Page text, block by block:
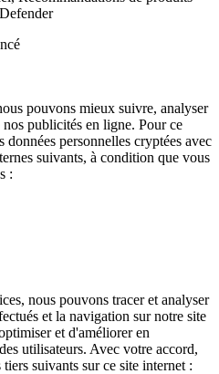
pouvons mieux suivre, analyser
publicités en ligne. Pour ce
données personnelles cryptées avec
suivants, à condition que vous
:
nous pouvons tracer et analyser
et la navigation sur notre site
et d'améliorer en
utilisateurs. Avec votre accord,
suivants sur ce site internet :